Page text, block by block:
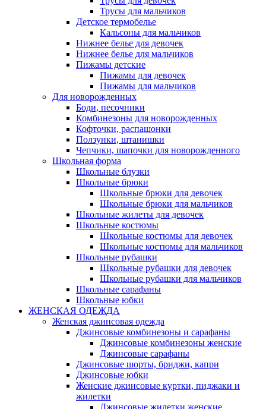
Трусы для мальчиков
Детское термобелье
Кальсоны для мальчиков
Нижнее белье для девочек
Нижнее белье для мальчиков
Пижамы детские
Пижамы для девочек
Пижамы для мальчиков
Для новорожденных
Боди, песочники
Комбинезоны для новорожденных
Кофточки, распашонки
Ползунки, штанишки
Чепчики, шапочки для новорожденного
Школьная форма
Школьные блузки
Школьные брюки
Школьные брюки для девочек
Школьные брюки для мальчиков
Школьные жилеты для девочек
Школьные костюмы
Школьные костюмы для девочек
Школьные костюмы для мальчиков
Школьные рубашки
Школьные рубашки для девочек
Школьные рубашки для мальчиков
Школьные сарафаны
Школьные юбки
ЖЕНСКАЯ ОДЕЖДА
Женская джинсовая одежда
Джинсовые комбинезоны и сарафаны
Джинсовые комбинезоны женские
Джинсовые сарафаны
Джинсовые шорты, бриджи, капри
Джинсовые юбки
Женские джинсовые куртки, пиджаки и
жилетки
Джинсовые жилетки женские